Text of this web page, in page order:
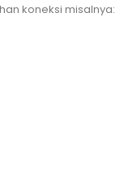
koneksi misalnya: